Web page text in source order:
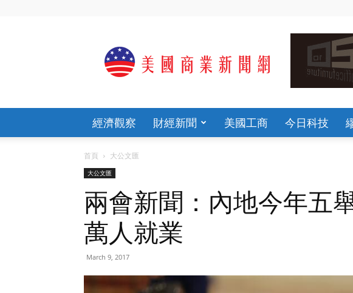
光
臨
商
業
新
經濟觀察 財經新聞 美國工商 今日科技
首頁 大公文匯
大公文匯
兩會新聞：內地今年五
萬人就業
March 9, 2017